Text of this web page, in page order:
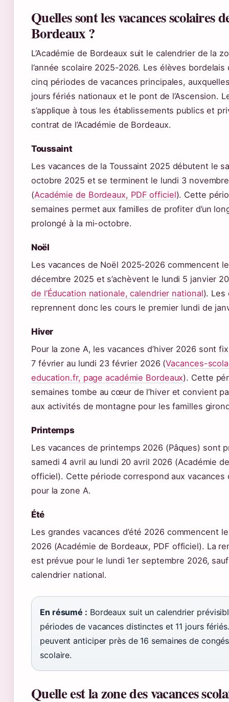
Quelles sont les vacances scolaires
Bordeaux ?
L’Académie de Bordeaux suit le calendrier de la
l’année scolaire 2025-2026. Les élèves
cinq périodes de vacances principales, auxquelles
jours fériés nationaux et le pont de l’Ascension.
s’applique à tous les établissements publics et
contrat de l’Académie de Bordeaux.
Toussaint
Les vacances de la Toussaint 2025 débutent le
octobre 2025 et se terminent le lundi 3
(Académie de Bordeaux, PDF officiel). Cette
semaines permet aux familles de profiter d’un
prolongé à la mi-octobre.
Noël
Les vacances de Noël 2025-2026 commencent
décembre 2025 et s’achèvent le lundi 5 janvier
de l’Éducation nationale, calendrier national). Les
reprennent donc les cours le premier lundi de
Hiver
Pour la zone A, les vacances d’hiver 2026 sont
7 février au lundi 23 février 2026 (Vacances-
education.fr, page académie Bordeaux). Cette
semaines tombe au cœur de l’hiver et convient
aux activités de montagne pour les familles
Printemps
Les vacances de printemps 2026 (Pâques) sont
samedi 4 avril au lundi 20 avril 2026 (Académie
officiel). Cette période correspond aux vacances
pour la zone A.
Été
Les grandes vacances d’été 2026 commencent
2026 (Académie de Bordeaux, PDF officiel). La
est prévue pour le lundi 1er septembre 2026,
calendrier national.
En résumé : Bordeaux suit un calendrier
périodes de vacances distinctes et 11 jours
peuvent anticiper près de 16 semaines de congés
scolaire.
Quelle est la zone des vacances